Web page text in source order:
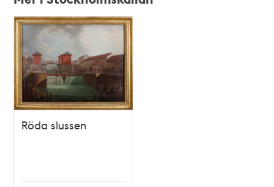
Relaterade
poster
och
teman
Röda slussen